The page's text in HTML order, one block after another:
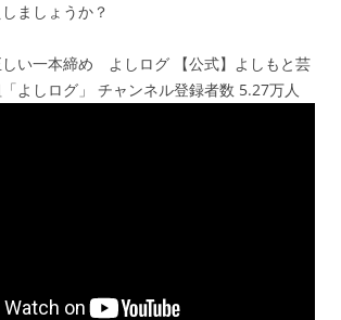
ましょうか？
い一本締め よしログ 【公式】よしもと芸
よしログ」 チャンネル登録者数 5.27万人